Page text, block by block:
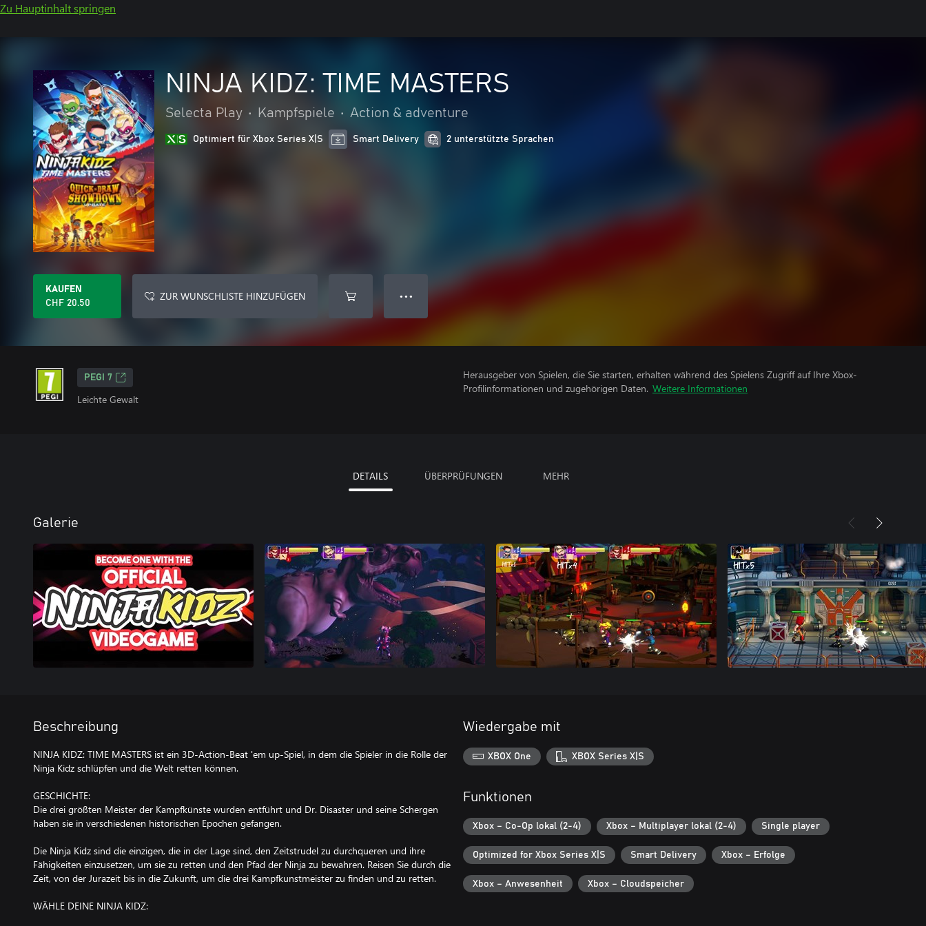
Zu Hauptinhalt springen
NINJA KIDZ: TIME MASTERS
Selecta Play • Kampfspiele • Action & adventure
Optimiert für Xbox Series X|S Smart Delivery 2 unterstützte Sprachen
KAUFEN
CHF 20.50
ZUR WUNSCHLISTE HINZUFÜGEN ● ● ●
PEGI 7
Leichte Gewalt
Herausgeber von Spielen, die Sie starten, erhalten während des Spielens Zugriff auf Ihre Xbox-
Profilinformationen und zugehörigen Daten. Weitere Informationen
DETAILS ÜBERPRÜFUNGEN MEHR
Galerie
Beschreibung
NINJA KIDZ: TIME MASTERS ist ein 3D-Action-Beat 'em up-Spiel, in dem die Spieler in die Rolle der
Ninja Kidz schlüpfen und die Welt retten können.
GESCHICHTE:
Die drei größten Meister der Kampfkünste wurden entführt und Dr. Disaster und seine Schergen
haben sie in verschiedenen historischen Epochen gefangen.
Die Ninja Kidz sind die einzigen, die in der Lage sind, den Zeitstrudel zu durchqueren und ihre
Fähigkeiten einzusetzen, um sie zu retten und den Pfad der Ninja zu bewahren. Reisen Sie durch die
Zeit, von der Jurazeit bis in die Zukunft, um die drei Kampfkunstmeister zu finden und zu retten.
WÄHLE DEINE NINJA KIDZ:
Wiedergabe mit
XBOX One XBOX Series X|S
Funktionen
Xbox – Co-Op lokal (2-4) Xbox – Multiplayer lokal (2-4) Single player
Optimized for Xbox Series X|S Smart Delivery Xbox – Erfolge
Xbox – Anwesenheit Xbox – Cloudspeicher